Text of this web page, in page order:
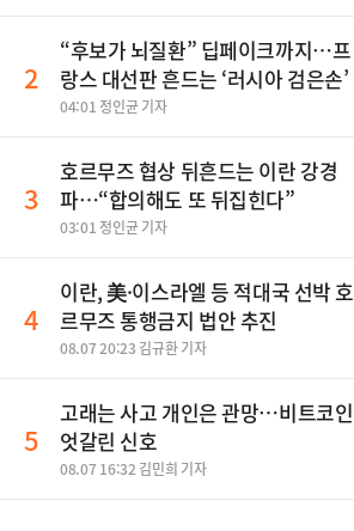
2
“후보가 뇌질환” 딥페이크까지…프
랑스 대선판 흔드는 ‘러시아 검은손’
04:01 정인균 기자
3
호르무즈 협상 뒤흔드는 이란 강경
파…“합의해도 또 뒤집힌다”
03:01 정인균 기자
4
이란, 美·이스라엘 등 적대국 선박 호
르무즈 통행금지 법안 추진
08.07 20:23 김규환 기자
5
고래는 사고 개인은 관망…비트코인
엇갈린 신호
08.07 16:32 김민희 기자